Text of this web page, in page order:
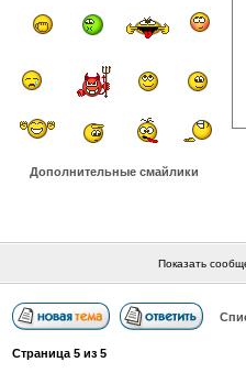
Дополнительные смайлики
Показать
Страница 5из 5